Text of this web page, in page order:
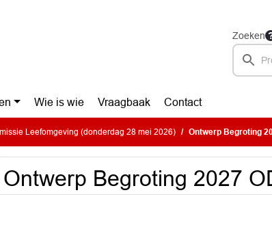
Zoeken
Wie is wie Vraagbaak Contact
Leefomgeving (donderdag 28 mei 2026) Ontwerp Begroting
Ontwerp Begroting 2027